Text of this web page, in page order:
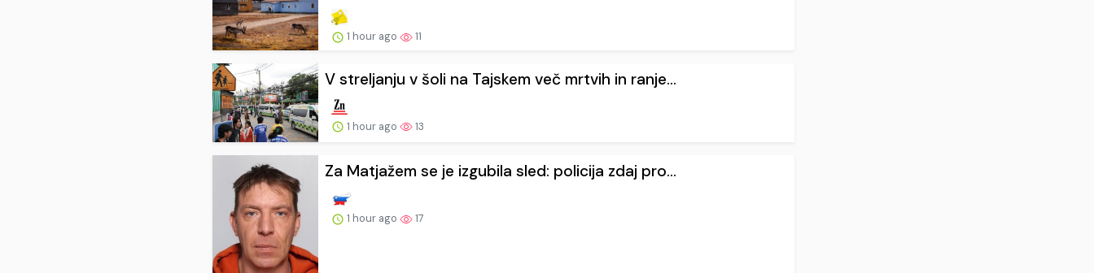
1 hour ago 11
V streljanju v šoli na Tajskem več mrtvih in ranje...
1 hour ago 13
Za Matjažem se je izgubila sled: policija zdaj pro...
1 hour ago 17